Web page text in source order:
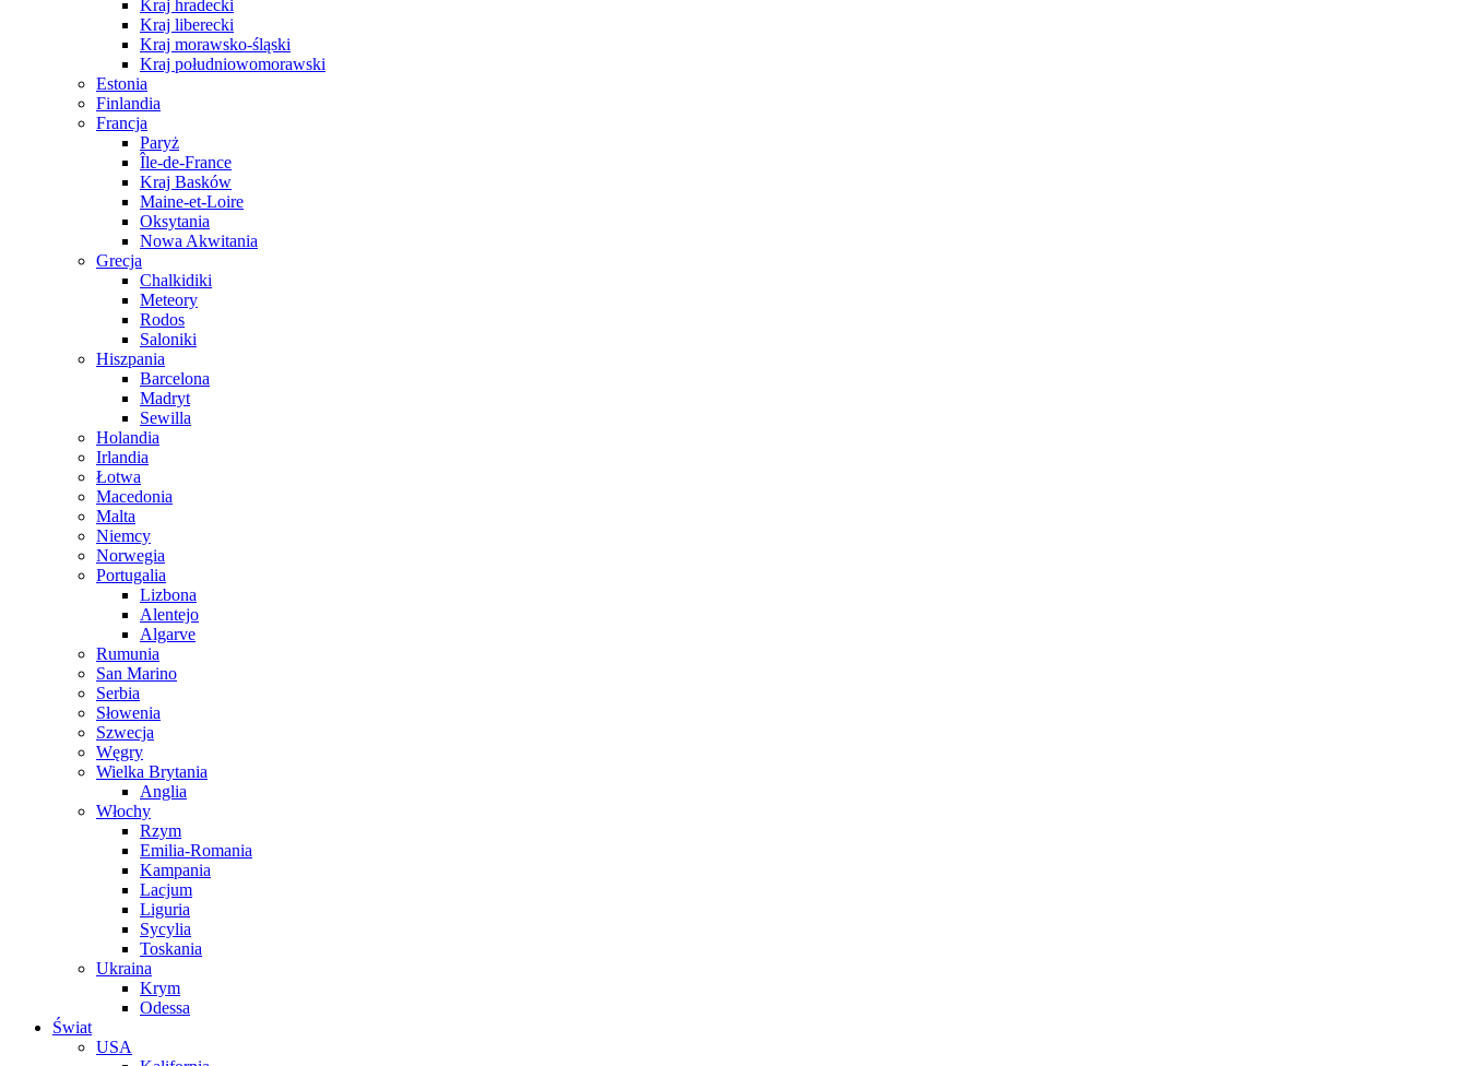
Kraj hradecki
Kraj liberecki
Kraj morawsko-śląski
Kraj południowomorawski
Estonia
Finlandia
Francja
Paryż
Île-de-France
Kraj Basków
Maine-et-Loire
Oksytania
Nowa Akwitania
Grecja
Chalkidiki
Meteory
Rodos
Saloniki
Hiszpania
Barcelona
Madryt
Sewilla
Holandia
Irlandia
Łotwa
Macedonia
Malta
Niemcy
Norwegia
Portugalia
Lizbona
Alentejo
Algarve
Rumunia
San Marino
Serbia
Słowenia
Szwecja
Węgry
Wielka Brytania
Anglia
Włochy
Rzym
Emilia-Romania
Kampania
Lacjum
Liguria
Sycylia
Toskania
Ukraina
Krym
Odessa
Świat
USA